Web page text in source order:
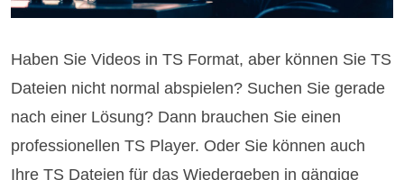
Haben Sie Videos in TS Format, aber können Sie TS
Dateien nicht normal abspielen? Suchen Sie gerade
nach einer Lösung? Dann brauchen Sie einen
professionellen TS Player. Oder Sie können auch
Ihre TS Dateien für das Wiedergeben in gängige